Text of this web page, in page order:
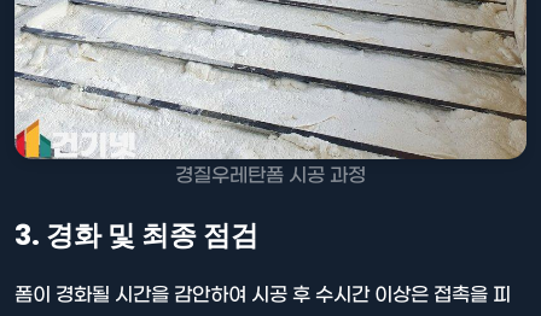
경질우레탄폼 시공 과정
3. 경화 및 최종 점검
폼이 경화될 시간을 감안하여 시공 후 수시간 이상은 접촉을 피